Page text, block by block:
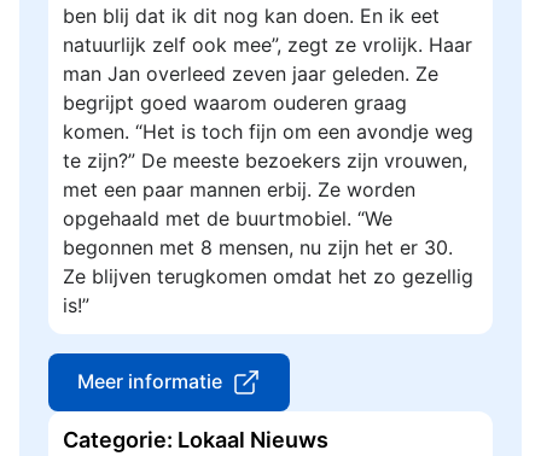
ben blij dat ik dit nog kan doen. En ik eet
natuurlijk zelf ook mee”, zegt ze vrolijk. Haar
man Jan overleed zeven jaar geleden. Ze
begrijpt goed waarom ouderen graag
komen. “Het is toch fijn om een avondje weg
te zijn?” De meeste bezoekers zijn vrouwen,
met een paar mannen erbij. Ze worden
opgehaald met de buurtmobiel. “We
begonnen met 8 mensen, nu zijn het er 30.
Ze blijven terugkomen omdat het zo gezellig
is!”
Meer informatie
Categorie: Lokaal Nieuws